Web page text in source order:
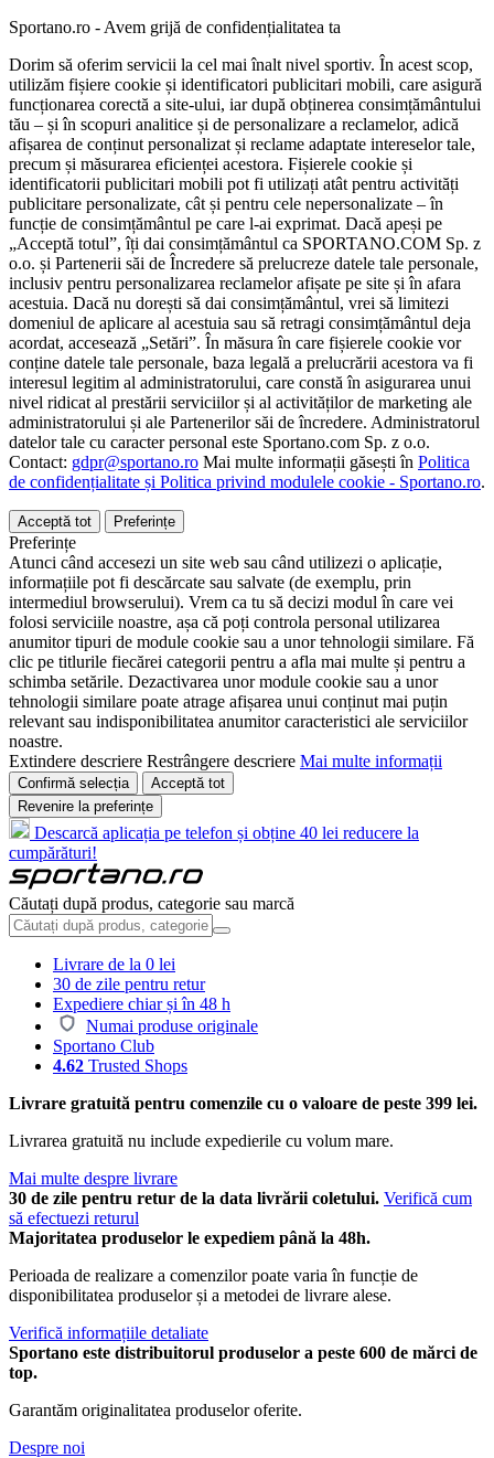
Sportano.ro - Avem grijă de confidențialitatea ta
Dorim să oferim servicii la cel mai înalt nivel sportiv. În acest scop,
utilizăm fișiere cookie și identificatori publicitari mobili, care asigură
funcționarea corectă a site-ului, iar după obținerea consimțământului
tău – și în scopuri analitice și de personalizare a reclamelor, adică
afișarea de conținut personalizat și reclame adaptate intereselor tale,
precum și măsurarea eficienței acestora. Fișierele cookie și
identificatorii publicitari mobili pot fi utilizați atât pentru activități
publicitare personalizate, cât și pentru cele nepersonalizate – în
funcție de consimțământul pe care l-ai exprimat. Dacă apeși pe
„Acceptă totul”, îți dai consimțământul ca SPORTANO.COM Sp. z
o.o. și Partenerii săi de Încredere să prelucreze datele tale personale,
inclusiv pentru personalizarea reclamelor afișate pe site și în afara
acestuia. Dacă nu dorești să dai consimțământul, vrei să limitezi
domeniul de aplicare al acestuia sau să retragi consimțământul deja
acordat, accesează „Setări”. În măsura în care fișierele cookie vor
conține datele tale personale, baza legală a prelucrării acestora va fi
interesul legitim al administratorului, care constă în asigurarea unui
nivel ridicat al prestării serviciilor și al activităților de marketing ale
administratorului și ale Partenerilor săi de încredere. Administratorul
datelor tale cu caracter personal este Sportano.com Sp. z o.o.
Contact: gdpr@sportano.ro Mai multe informații găsești în Politica
de confidențialitate și Politica privind modulele cookie - Sportano.ro.
Acceptă tot Preferințe
Preferințe
Atunci când accesezi un site web sau când utilizezi o aplicație,
informațiile pot fi descărcate sau salvate (de exemplu, prin
intermediul browserului). Vrem ca tu să decizi modul în care vei
folosi serviciile noastre, așa că poți controla personal utilizarea
anumitor tipuri de module cookie sau a unor tehnologii similare. Fă
clic pe titlurile fiecărei categorii pentru a afla mai multe și pentru a
schimba setările. Dezactivarea unor module cookie sau a unor
tehnologii similare poate atrage afișarea unui conținut mai puțin
relevant sau indisponibilitatea anumitor caracteristici ale serviciilor
noastre.
Extindere descriere Restrângere descriere Mai multe informații
Confirmă selecția
Acceptă tot
Revenire la preferințe
Descarcă aplicația pe telefon și obține 40 lei reducere la
cumpărături!
Căutați după produs, categorie sau marcă
Livrare de la 0 lei
30 de zile pentru retur
Expediere chiar și în 48 h
Numai produse originale
Sportano Club
4.62 Trusted Shops
Livrare gratuită pentru comenzile cu o valoare de peste 399 lei.
Livrarea gratuită nu include expedierile cu volum mare.
Mai multe despre livrare
30 de zile pentru retur de la data livrării coletului. Verifică cum
să efectuezi returul
Majoritatea produselor le expediem până la 48h.
Perioada de realizare a comenzilor poate varia în funcție de
disponibilitatea produselor și a metodei de livrare alese.
Verifică informațiile detaliate
Sportano este distribuitorul produselor a peste 600 de mărci de
top.
Garantăm originalitatea produselor oferite.
Despre noi